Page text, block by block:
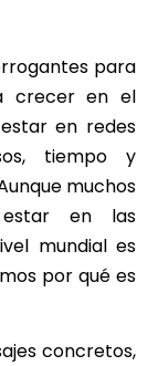
para
crecer en el
en redes
tiempo y
muchos
en las
mundial es
por qué es
concretos,